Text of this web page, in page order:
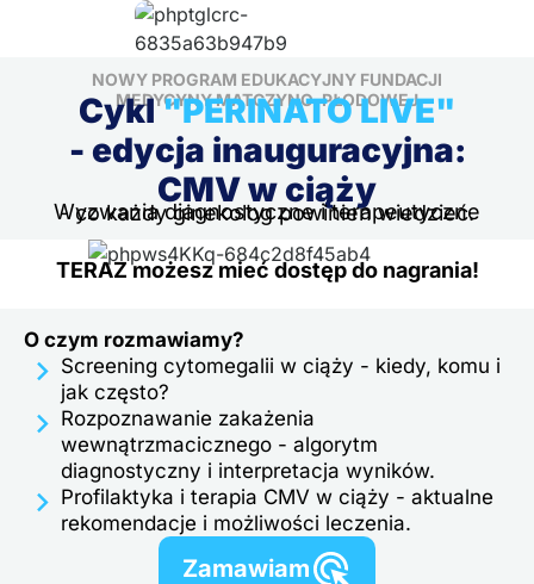
NOWY PROGRAM EDUKACYJNY FUNDACJI
MEDYCYNY MATCZYNO-PŁODOWEJ
Cykl"PERINATO LIVE"
- edycja inauguracyjna:
CMV w ciąży
Wyzwania diagnostyczne i terapeutyczne
- co każdy ginekolog powinien wiedzieć.
TERAZ możesz mieć dostęp do nagrania!
O czym rozmawiamy?
Screening cytomegalii w ciąży - kiedy, komu i
jak często?
Rozpoznawanie zakażenia
wewnątrzmacicznego - algorytm
diagnostyczny i interpretacja wyników.
Profilaktyka i terapia CMV w ciąży - aktualne
rekomendacje i możliwości leczenia.
Zamawiam